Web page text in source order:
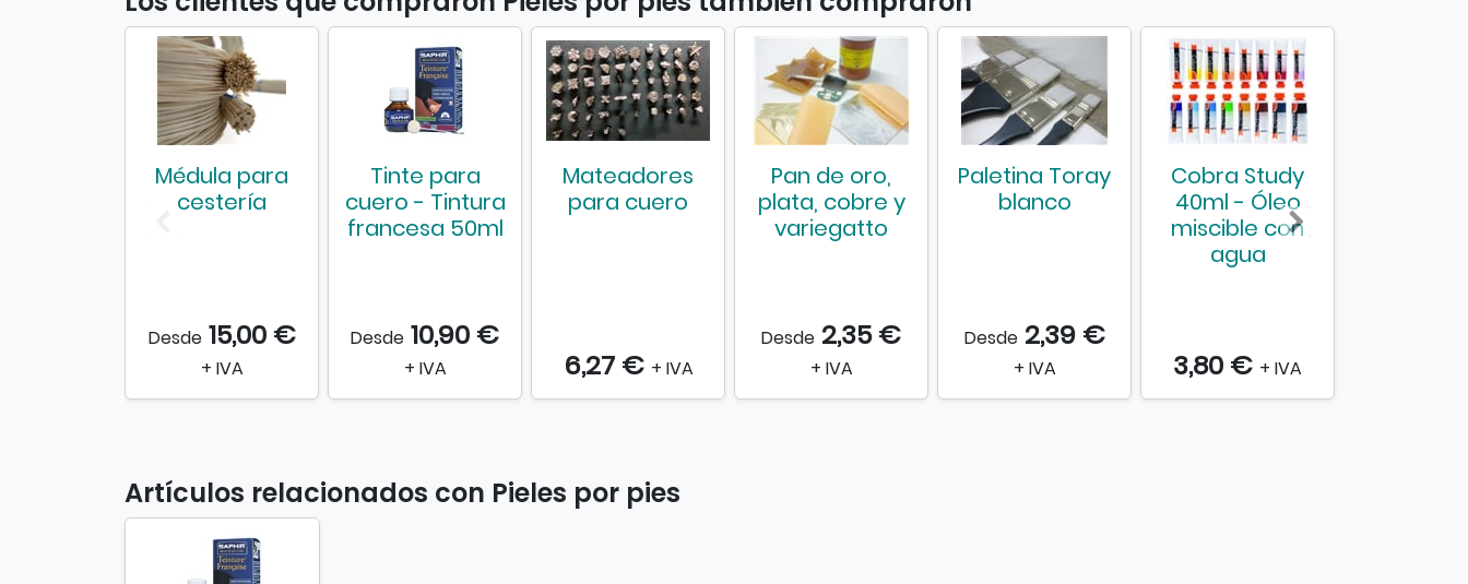
p
i
e
Médula para
cestería
Desde 15,00 €
+ IVA
Tinte para
cuero - Tintura
francesa 50ml
Desde 10,90 €
+ IVA
Mateadores
para cuero
6,27 € + IVA
Pan de oro,
plata, cobre y
variegatto
Desde 2,35 €
+ IVA
Paletina Toray
blanco
Desde 2,39 €
+ IVA
Cobra Study
40ml - Óleo
miscible con
agua
3,80 € + IVA
Artículos relacionados con Pieles por pies